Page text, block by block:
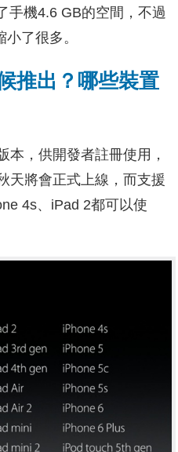
手機4.6 GB的空間，不過
了很多。
推出？哪些裝置
本，供開發者註冊使用，
天將會正式上線，而支援
4s、iPad 2都可以使